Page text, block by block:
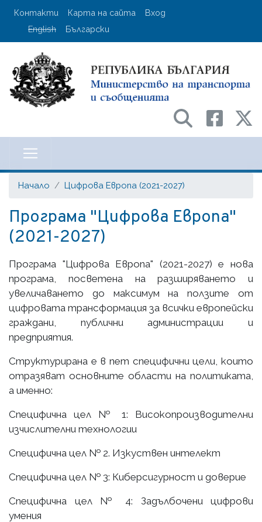
Премини
User account menu
Контакти Карта на сайта
Вход
English
Български
на транспорта
Начало Цифрова Европа (2021-2027)
Програма "Цифрова Европа"
(2021-2027)
Програма "Цифрова Европа" (2021-2027) е нова
програма, посветена на разширяването и
увеличаването до максимум на ползите от
цифровата трансформация за всички европейски
граждани, публични администрации и
предприятия.
Структурирана е в пет специфични цели, които
отразяват основните области на политиката,
а именно:
Специфична цел № 1: Високопроизводителни
изчислителни технологии
Специфична цел № 2. Изкуствен интелект
Специфична цел № 3: Киберсигурност и доверие
Специфична цел № 4: Задълбочени цифрови
умения